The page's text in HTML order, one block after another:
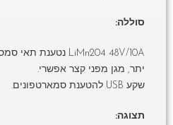
סוללה:
יתר, מגן מפני קצר אפשרי.
שקע USB להטענת סמארטפונים.
תצוגה: